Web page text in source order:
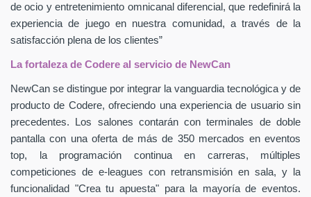
de ocio y entretenimiento omnicanal diferencial, que redefinirá la
experiencia de juego en nuestra comunidad, a través de la
satisfacción plena de los clientes”
La fortaleza de Codere al servicio de NewCan
NewCan se distingue por integrar la vanguardia tecnológica y de
producto de Codere, ofreciendo una experiencia de usuario sin
precedentes. Los salones contarán con terminales de doble
pantalla con una oferta de más de 350 mercados en eventos
top, la programación continua en carreras, múltiples
competiciones de e-leagues con retransmisión en sala, y la
funcionalidad "Crea tu apuesta" para la mayoría de eventos.